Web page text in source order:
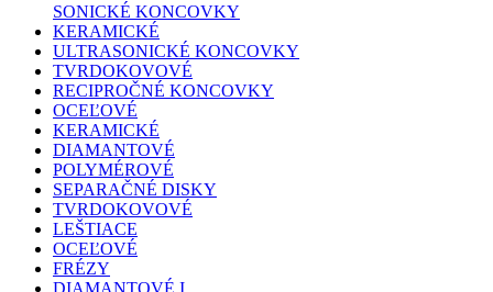
SONICKÉ KONCOVKY
KERAMICKÉ
ULTRASONICKÉ KONCOVKY
TVRDOKOVOVÉ
RECIPROČNÉ KONCOVKY
OCEĽOVÉ
KERAMICKÉ
DIAMANTOVÉ
POLYMÉROVÉ
SEPARAČNÉ DISKY
TVRDOKOVOVÉ
LEŠTIACE
OCEĽOVÉ
FRÉZY
DIAMANTOVÉ I.